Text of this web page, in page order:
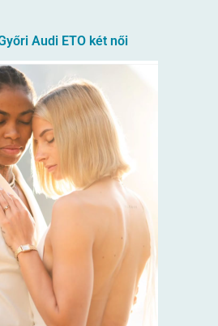
Audi ETO két női